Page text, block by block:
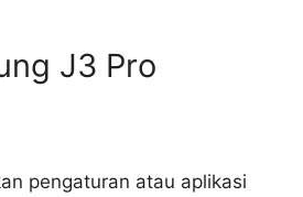
J3 Pro
pengaturan atau aplikasi